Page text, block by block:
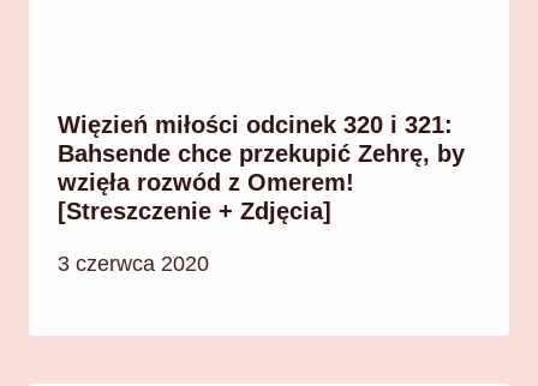
Więzień miłości odcinek 320 i 321:
Bahsende chce przekupić Zehrę, by
wzięła rozwód z Omerem!
[Streszczenie + Zdjęcia]
3 czerwca 2020